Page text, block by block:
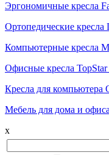
Эргономичные кресла
Ортопедические кресла
Компьютерные кресла
Офисные кресла
Кресла для компьютера
Мебель для дома и офиса
x